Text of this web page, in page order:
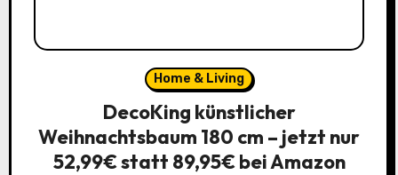
Home & Living
DecoKing künstlicher
Weihnachtsbaum 180 cm – jetzt nur
52,99€ statt 89,95€ bei Amazon